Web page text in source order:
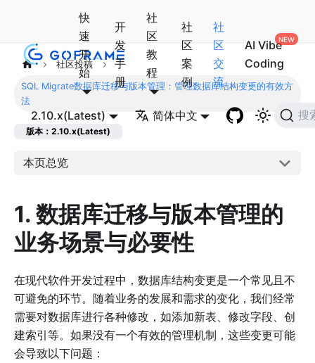
快
速
开
始
开
发
手
册
社
区
教
程
社
区
案
例
社
区
交
流
AI Vibe
Coding
2.10.x(Latest) 简体中文 搜
社区投稿
SQL Migrate数据库迁移与版本管理：管理数据库结构变更的有效方
法
版本：2.10.x(Latest)
本页总览
1. 数据库迁移与版本管理的
业务场景与必要性
在现代软件开发过程中，数据库结构变更是一个常见且不
可避免的环节。随着业务的发展和需求的变化，我们经常
需要对数据库进行各种修改，如添加新表、修改字段、创
建索引等。如果没有一个有效的管理机制，这些变更可能
会导致以下问题：